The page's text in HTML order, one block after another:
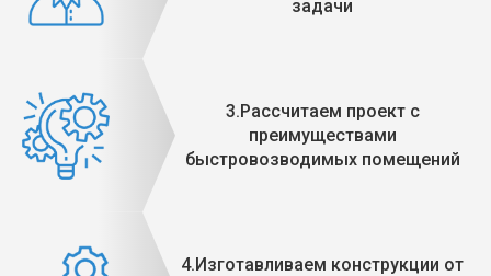
задачи
3.Рассчитаем проект с
преимуществами
быстровозводимых помещений
4.Изготавливаем конструкции от